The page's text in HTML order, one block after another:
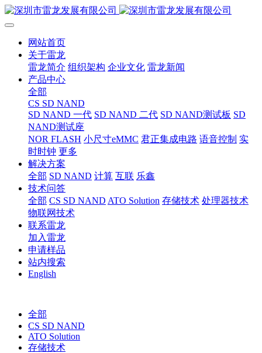
网站首页
关于雷龙
雷龙简介 组织架构 企业文化 雷龙新闻
产品中心
全部
CS SD NAND
SD NAND 一代 SD NAND 二代 SD NAND测试板 SD
NAND测试座
NOR FLASH 小尺寸eMMC 君正集成电路 语音控制 实
时时钟 更多
解决方案
全部 SD NAND 计算 互联 乐鑫
技术问答
全部 CS SD NAND ATO Solution 存储技术 处理器技术
物联网技术
联系雷龙
加入雷龙
申请样品
站内搜索
English
全部
CS SD NAND
ATO Solution
存储技术